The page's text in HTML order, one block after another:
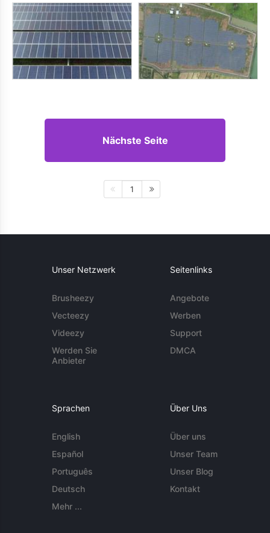
Nächste Seite
1
Unser Netzwerk
Brusheezy
Vecteezy
Videezy
Werden Sie
Anbieter
Seitenlinks
Angebote
Werben
Support
DMCA
Sprachen
English
Español
Português
Deutsch
Mehr ...
Über Uns
Über uns
Unser Team
Unser Blog
Kontakt